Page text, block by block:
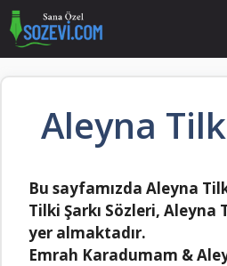
İçeriğe
atla
Aleyna
Bu sayfamızda Aleyna
Tilki Şarkı Sözleri, Aleyna
yer almaktadır.
Emrah Karadumam &